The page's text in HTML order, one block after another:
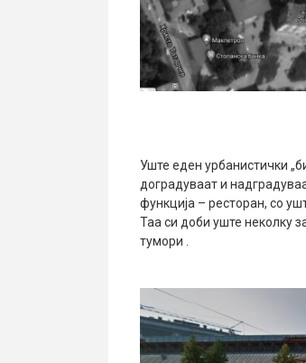
Уште еден урбанистички
доградуваат и
функција – ресторан, со
Таа си доби уште неколку
тумори .